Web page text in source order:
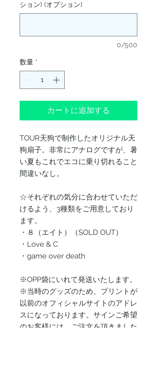
ション) (オプション)
0/500
数量 *
カートに追加する
TOUR天狗で制作したオリジナル天
狗扇子。非常にアナログですが、暑
い夏もこれでエコに乗り切れること
間違いなし。
☆それぞれの気分に合わせていただ
けるよう、3種類をご用意しており
ます。
・８（エイト）（SOLD OUT）
・Love & C
・game over death
※OPP袋にいれて発送いたします。
※当時のグッズのため、プリントが
以前のオフィシャルサイトのアドレ
スになっております。サインご希望
のお客様には、ご注文を頂きました